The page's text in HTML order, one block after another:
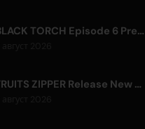
BLACK TORCH Episode 6 Preview and Streaming Details
FRUITS ZIPPER Release New Collaboration Song '1,2,3,FOOOOUR'